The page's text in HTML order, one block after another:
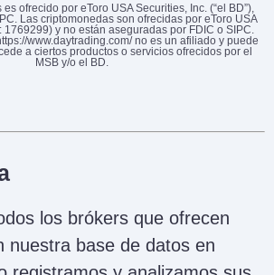
ofrecido por eToro USA Securities, Inc. (“el BD”),
Las criptomonedas son ofrecidas por eToro USA
1769299) y no están aseguradas por FDIC o SIPC.
www.daytrading.com/ no es un afiliado y puede
a ciertos productos o servicios ofrecidos por el
MSB y/o el BD.
los brókers que ofrecen
nuestra base de datos en